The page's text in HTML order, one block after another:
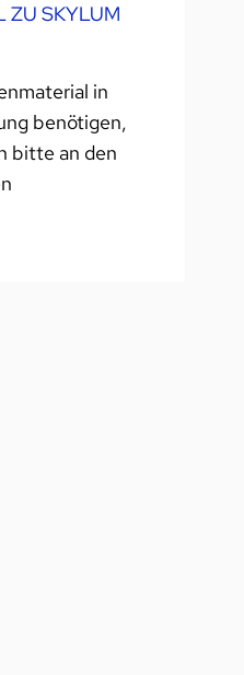
ZU SKYLUM
in
benötigen,
bitte an den